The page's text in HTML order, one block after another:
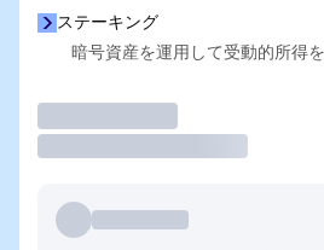
ステーキング
暗号資産を運用して受動的所得